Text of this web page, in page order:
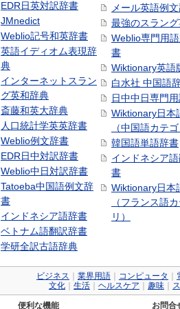
EDR日英対訳辞書
JMnedict
Weblio記号和英辞書
英語イディオム表現辞
典
インターネットスラン
グ英和辞典
斎藤和英大辞典
人口統計学英英辞書
Weblio例文辞書
EDR日中対訳辞書
Weblio中日対訳辞書
Tatoeba中国語例文辞
書
インドネシア語辞書
ベトナム語翻訳辞書
学研全訳古語辞典
メール英語例
最強のスラン
Weblio専門用
書
Wiktionary英語
白水社 中国語
日中中日専門
Wiktionary日本
（中国語カテ
韓国語単語辞書
インドネシア
書
Wiktionary日本
（フランス語
リ）
ビジネス 業界用語 コンピュータ
文化
生活 ヘルスケア 趣味
便利な機能 お問合